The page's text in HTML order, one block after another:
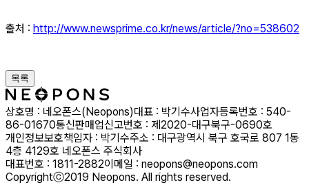
출처 : http://www.newsprime.co.kr/news/article/?no=538602
목록
상호명 : 네오폰스(Neopons)대표 : 박기수사업자등록번호 : 540-
86-01670통신판매업신고번호 : 제2020-대구북구-0690호
개인정보보호책임자 : 박기수주소 : 대구광역시 북구 호국로 807 1동
4층 4129호 네오폰스 주식회사
대표번호 : 1811-2882이메일 : neopons@neopons.com
Copyrightⓒ2019 Neopons. All rights reserved.